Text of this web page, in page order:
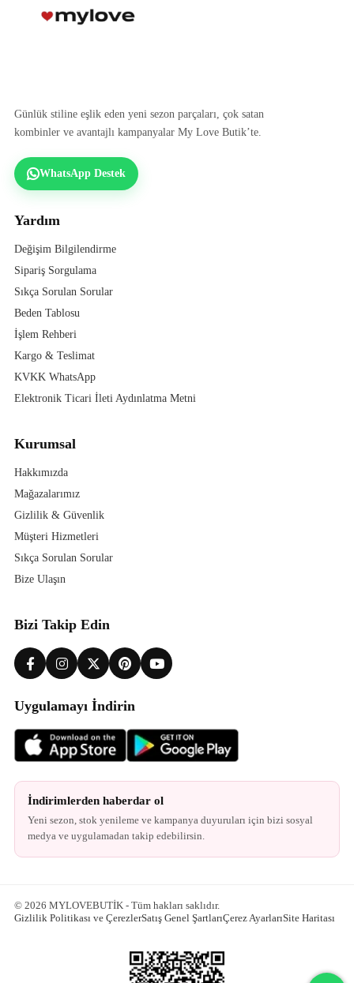
Günlük stiline eşlik eden yeni sezon parçaları, çok satan
kombinler ve avantajlı kampanyalar My Love Butik’te.
WhatsApp Destek
Yardım
Değişim Bilgilendirme
Sipariş Sorgulama
Sıkça Sorulan Sorular
Beden Tablosu
İşlem Rehberi
Kargo & Teslimat
KVKK WhatsApp
Elektronik Ticari İleti Aydınlatma Metni
Kurumsal
Hakkımızda
Mağazalarımız
Gizlilik & Güvenlik
Müşteri Hizmetleri
Sıkça Sorulan Sorular
Bize Ulaşın
Bizi Takip Edin
Uygulamayı İndirin
İndirimlerden haberdar ol
Yeni sezon, stok yenileme ve kampanya duyuruları için bizi sosyal
medya ve uygulamadan takip edebilirsin.
© 2026 MYLOVEBUTİK - Tüm hakları saklıdır.
Gizlilik Politikası ve ÇerezlerSatış Genel ŞartlarıÇerez AyarlarıSite Haritası